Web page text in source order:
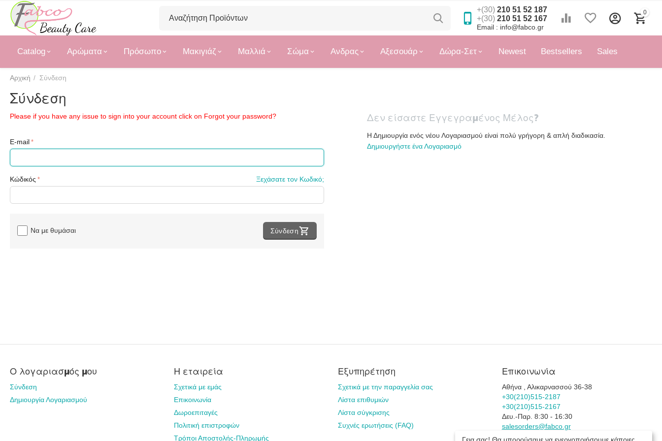
+(30)210 51 52 187
+(30)210 51 52 167
Email : info@fabco.gr
0
Catalog Αρώματα Πρόσωπο Μακιγιάζ Μαλλιά Σώμα Ανδρας Αξεσουάρ Δώρα-Σετ Newest Bestsellers Sales
Αρχική / Σύνδεση
Σύνδεση
Please if you have any issue to sign into your account click on Forgot your password?
E-mail
Κώδικός Ξεχάσατε τον Κωδικό;
Σύνδεση
Να με θυμάσαι
Δεν είσαστε Εγγεγραμένος Μέλος?
Η Δημιουργία ενός νέου Λογαριασμού είναi πολύ γρήγορη & απλή διαδικασία.
Δημιουργήστε ένα Λογαριασμό
Ο λογαριασμός μου
Σύνδεση
Δημιουργία Λογαριασμού
Η εταιρεία
Σχετικά με εμάς
Επικοινωνία
Δωροεπιταγές
Πολιτική επιστροφών
Τρόποι Αποστολής-Πληρωμής
Εξυπηρέτηση
Σχετικά με την παραγγελία σας
Λίστα επιθυμιών
Λίστα σύγκρισης
Συχνές ερωτήσεις (FAQ)
Επικοινωνία
Αθήνα , Αλικαρνασσού 36-38
+30(210)515-2187
+30(210)515-2167
Δευ.-Παρ. 8:30 - 16:30
salesorders@fabco.gr
Προβολή στον χάρτη